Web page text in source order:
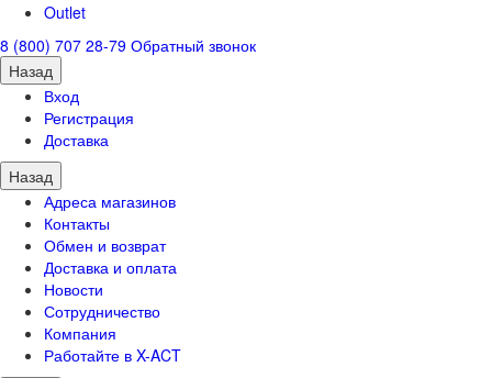
Outlet
8 (800) 707 28-79 Обратный звонок
Назад
Вход
Регистрация
Доставка
Назад
Адреса магазинов
Контакты
Обмен и возврат
Доставка и оплата
Новости
Сотрудничество
Компания
Работайте в X-ACT